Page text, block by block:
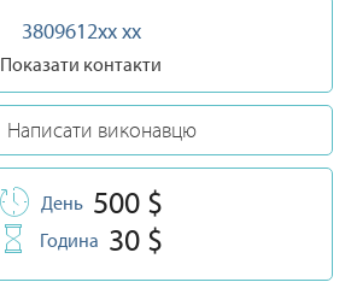
3809612xx xx
Показати контакти
Написати виконавцю
День 500 $
Година 30 $